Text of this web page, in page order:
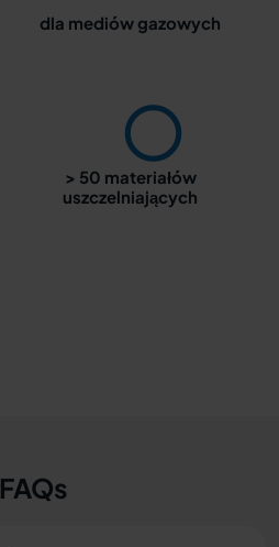
dla mediów gazowych
> 50 materiałów
uszczelniających
FAQs